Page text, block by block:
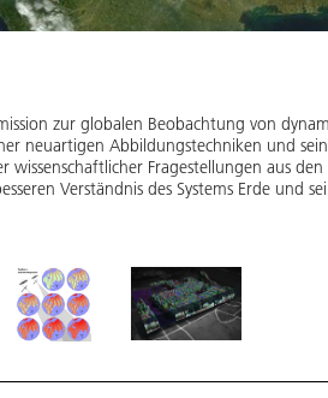
zur globalen Beobachtung von
neuartigen Abbildungstechniken und
Fragestellungen aus
Verständnis des Systems Erde und